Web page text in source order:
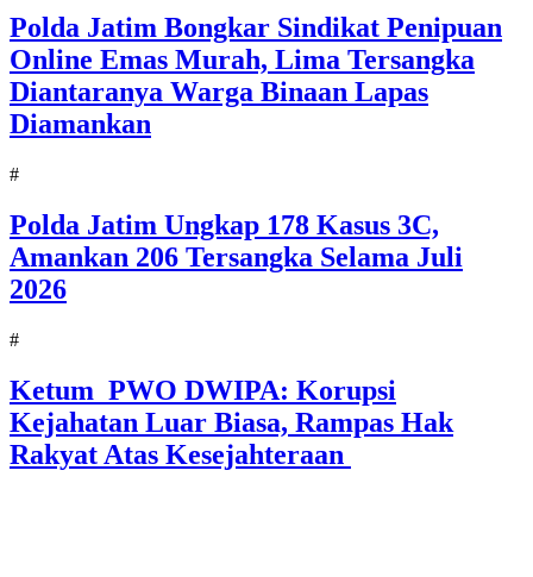
Polda Jatim Bongkar Sindikat Penipuan
Online Emas Murah, Lima Tersangka
Diantaranya Warga Binaan Lapas
Diamankan
#
Polda Jatim Ungkap 178 Kasus 3C,
Amankan 206 Tersangka Selama Juli
2026
#
Ketum PWO DWIPA: Korupsi
Kejahatan Luar Biasa, Rampas Hak
Rakyat Atas Kesejahteraan